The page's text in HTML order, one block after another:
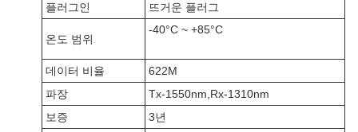
플러그인
뜨거운 플러그
온도 범위
-40°C ~ +85°C
데이터 비율
622M
파장
Tx-1550nm,Rx-1310nm
보증
3년